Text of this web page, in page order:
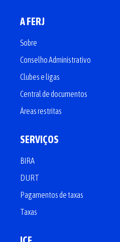
A FERJ
Sobre
Conselho Administrativo
Clubes e ligas
Central de documentos
Áreas restritas
SERVIÇOS
BIRA
DURT
Pagamentos de taxas
Taxas